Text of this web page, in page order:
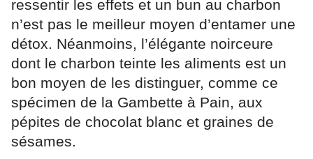
ressentir les effets et un bun au charbon
n’est pas le meilleur moyen d’entamer une
détox. Néanmoins, l’élégante noirceure
dont le charbon teinte les aliments est un
bon moyen de les distinguer, comme ce
spécimen de la Gambette à Pain, aux
pépites de chocolat blanc et graines de
sésames.